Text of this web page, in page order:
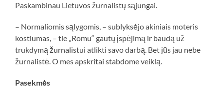
Paskambinau Lietuvos žurnalistų sąjungai.
– Normaliomis sąlygomis, – sublyksėjo akiniais moteris
kostiumas, – tie „Romu“ gautų įspėjimą ir baudą už
trukdymą žurnalistui atlikti savo darbą. Bet jūs jau nebe
žurnalistė. O mes apskritai stabdome veiklą.
Pasekmės